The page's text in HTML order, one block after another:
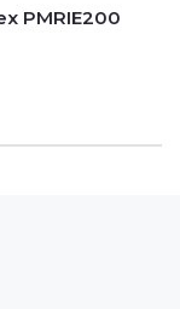
PMRIE200